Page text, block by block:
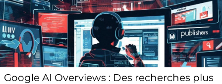
Google AI Overviews : Des recherches plus